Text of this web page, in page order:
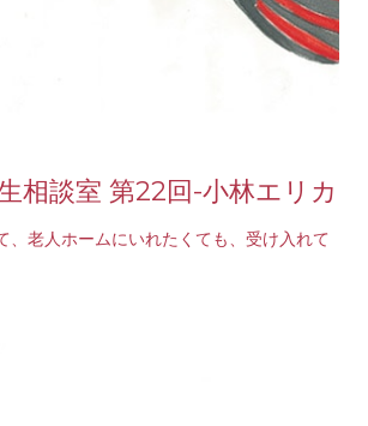
相談室 第22回-小林エリカ
、老人ホームにいれたくても、受け入れて